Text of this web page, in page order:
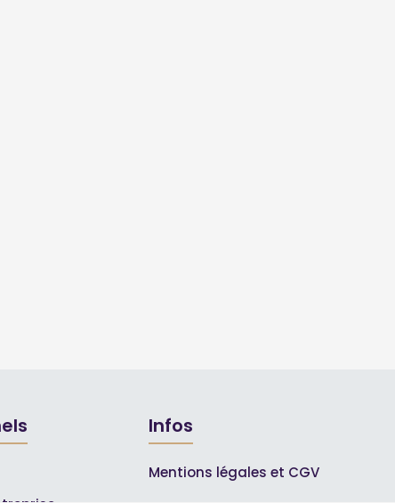
Infos
Mentions légales et CGV